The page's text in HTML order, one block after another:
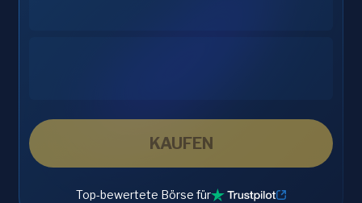
KAUFEN
Top-bewertete Börse für